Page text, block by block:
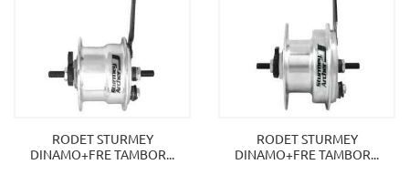
RODET STURMEY
DINAMO+FRE TAMBOR...
RODET STURMEY
DINAMO+FRE TAMBOR...